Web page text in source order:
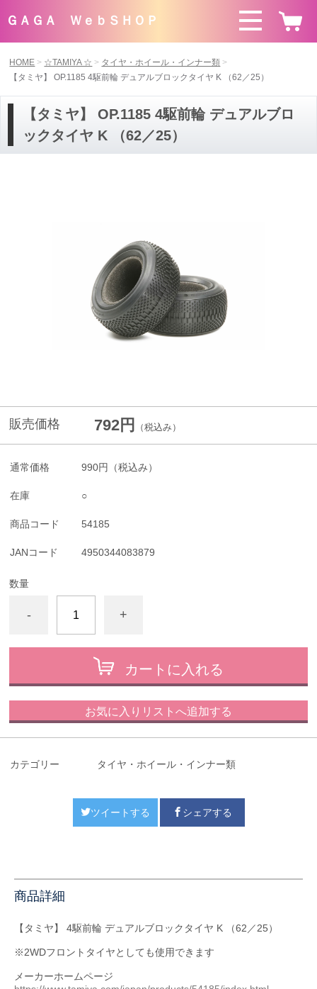
ＧＡＧＡ ＷｅｂＳＨＯＰ
HOME ☆TAMIYA ☆
タイヤ・ホイール・インナー類
【タミヤ】 OP.1185 4駆前輪 デュアルブロックタイヤ K （62／25）
【タミヤ】 OP.1185 4駆前輪 デュアルブロ
ックタイヤ K （62／25）
販売価格 792円 （税込み）
通常価格 990円 （税込み）
在庫 ○
商品コード 54185
JANコード 4950344083879
数量
- +
カートに入れる
お気に入りリストへ追加する
カテゴリー タイヤ・ホイール・インナー類
ツイートする シェアする
商品詳細
【タミヤ】 4駆前輪 デュアルブロックタイヤ K （62／25）
※2WDフロントタイヤとしても使用できます
メーカーホームページ